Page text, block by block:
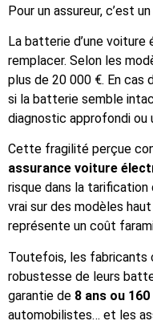
Pour un assureur, c’est
La batterie d’une
remplacer. Selon les
plus de 20 000 €. En cas
si la batterie semble
diagnostic approfondi ou
Cette fragilité perçue
assurance voiture
risque dans la tarification
vrai sur des modèles
représente un coût
Toutefois, les fabricants
robustesse de leurs
garantie de 8 ans ou
automobilistes… et les